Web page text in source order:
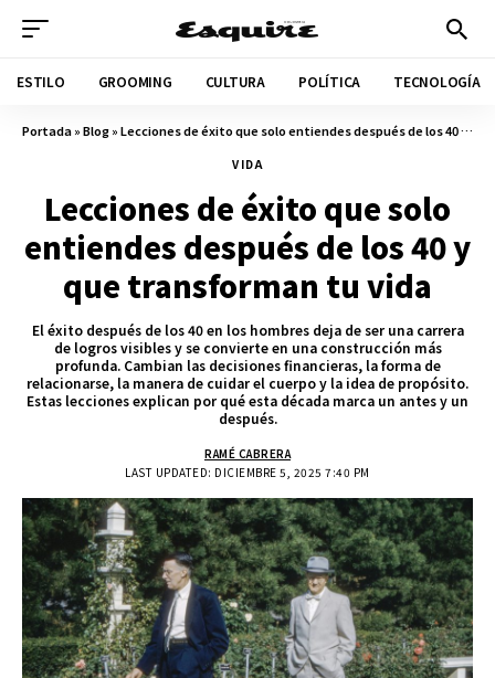
ESTILO GROOMING CULTURA POLÍTICA TECNOLOGÍA
Portada»Blog»Lecciones de éxito que solo entiendes después de los 40 y que transforman tu vida
VIDA
Lecciones de éxito que solo
entiendes después de los 40 y
que transforman tu vida
El éxito después de los 40 en los hombres deja de ser una carrera
de logros visibles y se convierte en una construcción más
profunda. Cambian las decisiones financieras, la forma de
relacionarse, la manera de cuidar el cuerpo y la idea de propósito.
Estas lecciones explican por qué esta década marca un antes y un
después.
LAST UPDATED: DICIEMBRE 5, 2025 7:40 PM
RAMÉ CABRERA